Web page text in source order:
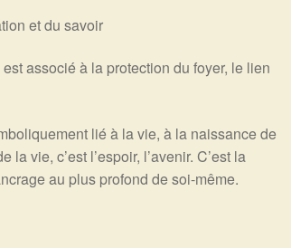
et du savoir
associé à la protection du foyer, le lien
lié à la vie, à la naissance de
vie, c’est l’espoir, l’avenir. C’est la
au plus profond de soi-même.